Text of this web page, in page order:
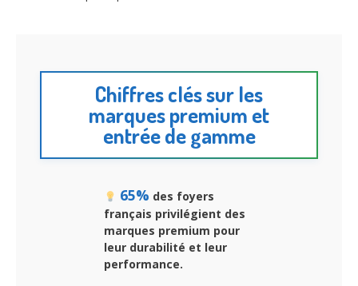
Chiffres clés sur les
marques premium et
entrée de gamme
65% des foyers
français privilégient des
marques premium pour
leur durabilité et leur
performance.